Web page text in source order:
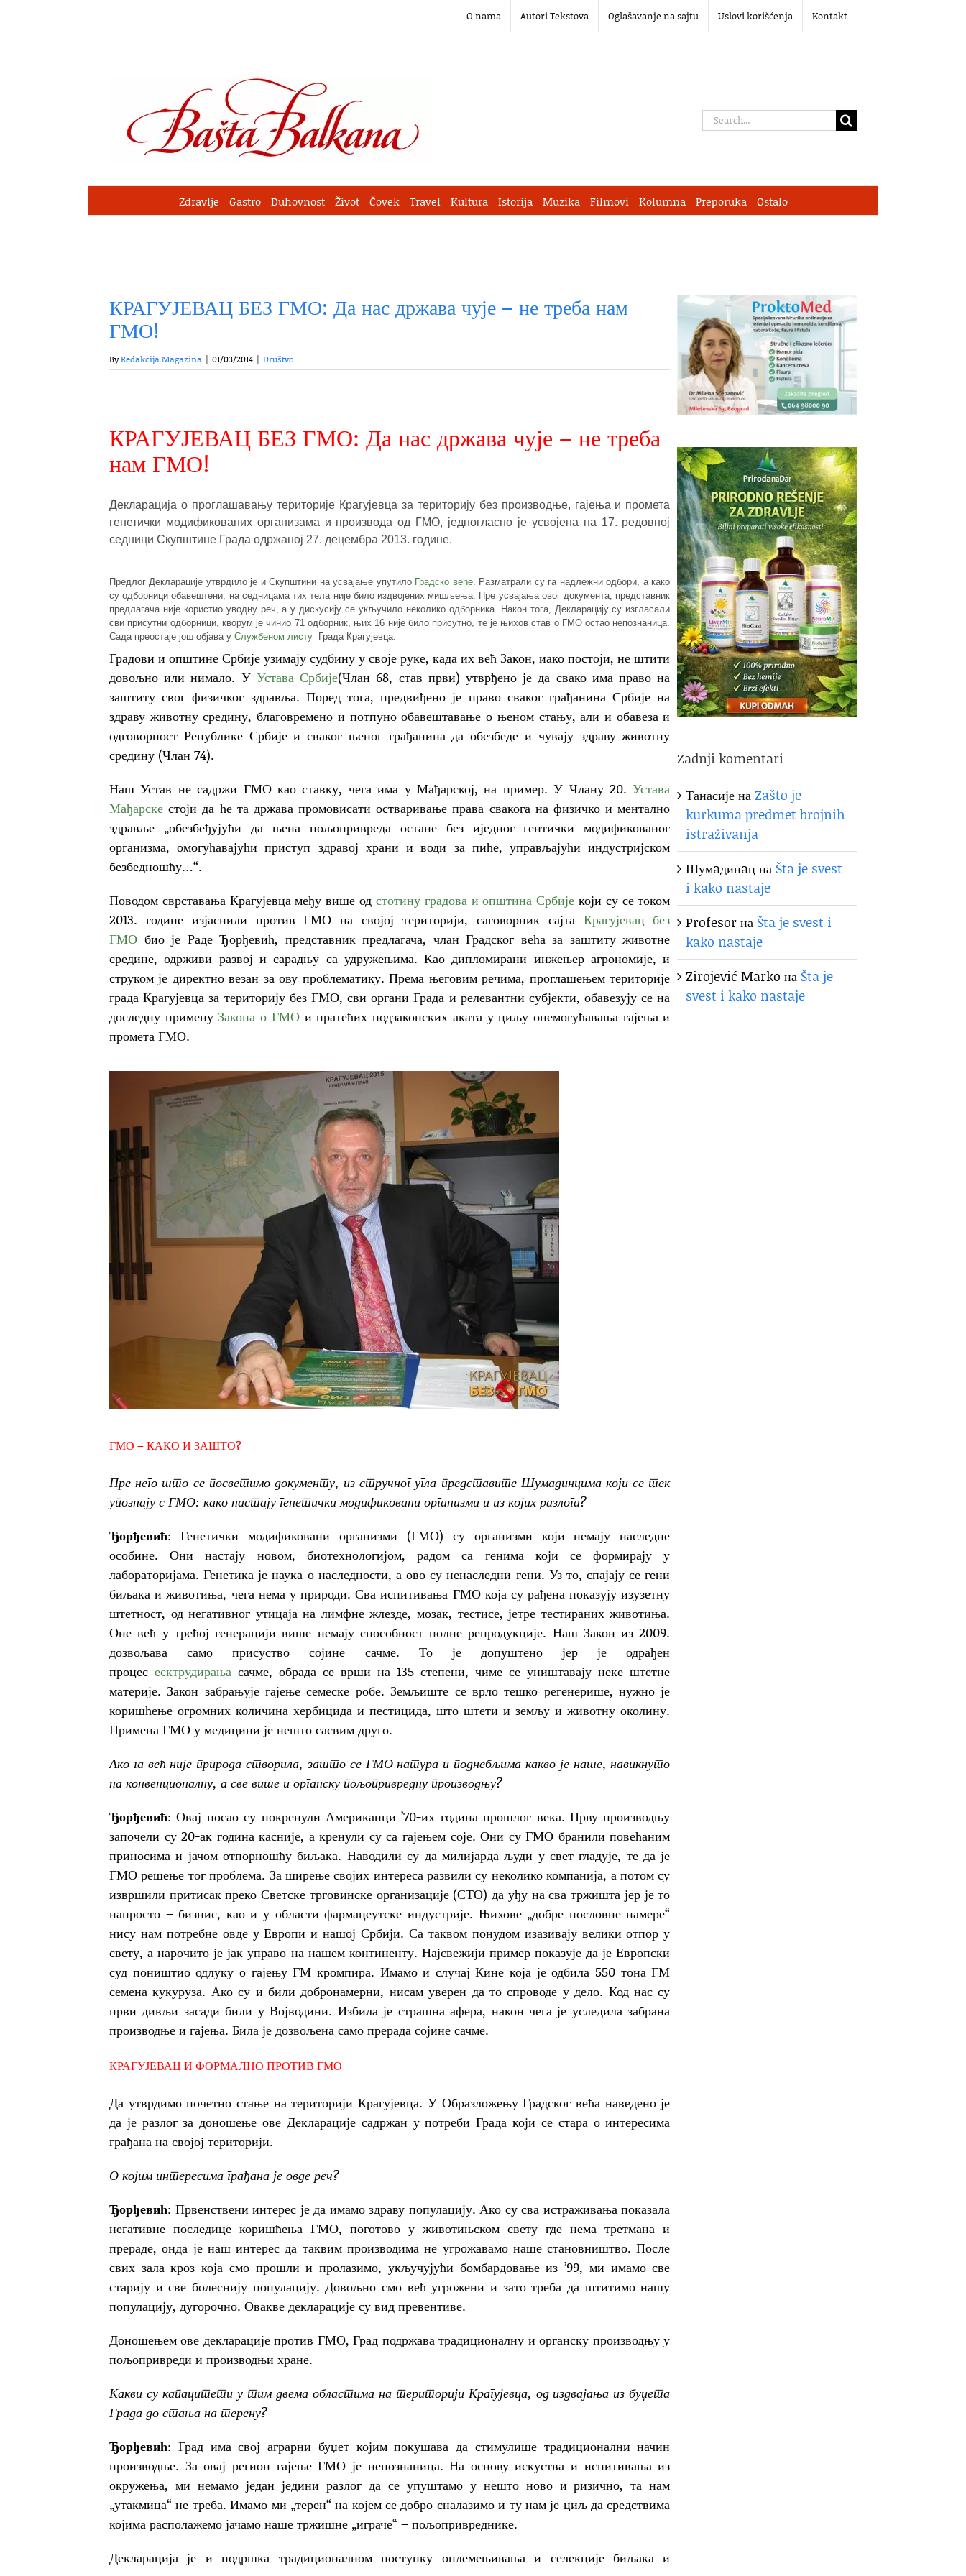
O nama Autori Tekstova Oglašavanje na sajtu Uslovi korišćenja Kontakt
Search
Zdravlje Gastro Duhovnost Život Čovek Travel Kultura Istorija Muzika Filmovi Kolumna Preporuka Ostalo
КРАГУЈЕВАЦ БЕЗ ГМО: Да нас држава чује – не треба нам
ГМО!
ByRedakcija Magazina | 01/03/2014 | Društvo
КРАГУЈЕВАЦ БЕЗ ГМО: Да нас држава чује – не треба
нам ГМО!
Декларација о проглашавању територије Крагујевца за територију без производње, гајења и промета
генетички модификованих организама и производа од ГМО, једногласно је усвојена на 17. редовној
седници Скупштине Града одржаној 27. децембра 2013. године.
Предлог Декларације утврдило је и Скупштини на усвајање упутило Градско веће. Разматрали су га надлежни одбори, а како
су одборници обавештени, на седницама тих тела није било издвојених мишљења. Пре усвајања овог документа, представник
предлагача није користио уводну реч, а у дискусију се укључило неколико одборника. Након тога, Декларацију су изгласали
сви присутни одборници, кворум је чинио 71 одборник, њих 16 није било присутно, те је њихов став о ГМО остао непознаница.
Сада преостаје још објава у Службеном листу Града Крагујевца.
Градови и општине Србије узимају судбину у своје руке, када их већ Закон, иако постоји, не штити
довољно или нимало. У Устава Србије(Члан 68, став први) утврђено је да свако има право на
заштиту свог физичког здравља. Поред тога, предвиђено је право сваког грађанина Србије на
здраву животну средину, благовремено и потпуно обавештавање о њеном стању, али и обавеза и
одговорност Републике Србије и сваког њеног грађанина да обезбеде и чувају здраву животну
средину (Члан 74).
Наш Устав не садржи ГМО као ставку, чега има у Мађарској, на пример. У Члану 20.Устава
Мађарске стоји да ће та држава промовисати остваривање права свакога на физичко и ментално
здравље „обезбеђујући да њена пољопривреда остане без иједног гентички модификованог
организма, омогућавајући приступ здравој храни и води за пиће, управљајући индустријском
безбедношћу…“.
Поводом сврставања Крагујевца међу више од стотину градова и општина Србије који су се током
2013. године изјаснили против ГМО на својој територији, саговорник сајта Крагујевац без
ГМО био је Раде Ђорђевић, представник предлагача, члан Градског већа за заштиту животне
средине, одрживи развој и сарадњу са удружењима. Као дипломирани инжењер агрономије, и
струком је директно везан за ову проблематику. Према његовим речима, проглашењем територије
града Крагујевца за територију без ГМО, сви органи Града и релевантни субјекти, обавезују се на
доследну примену Закона о ГМОи пратећих подзаконских аката у циљу онемогућавања гајења и
промета ГМО.
ГМО – КАКО И ЗАШТО?
Пре него што се посветимо документу, из стручног угла представите Шумадинцима који се тек
упознају с ГМО: како настају генетички модификовани организми и из којих разлога?
Ђорђевић: Генетички модификовани организми (ГМО) су организми који немају наследне
особине. Они настају новом, биотехнологијом, радом са генима који се формирају у
лабораторијама. Генетика је наука о наследности, а ово су ненаследни гени. Уз то, спајају се гени
биљака и животиња, чега нема у природи. Сва испитивања ГМО која су рађена показују изузетну
штетност, од негативног утицаја на лимфне жлезде, мозак, тестисе, јетре тестираних животиња.
Оне већ у трећој генерацији више немају способност полне репродукције. Наш Закон из 2009.
дозвољава само присуство сојине сачме. То је допуштено јер је одрађен
процесесктрудирања сачме, обрада се врши на 135 степени, чиме се уништавају неке штетне
материје. Закон забрањује гајење семеске робе. Земљиште се врло тешко регенерише, нужно је
коришћење огромних количина хербицида и пестицида, што штети и земљу и животну околину.
Примена ГМО у медицини је нешто сасвим друго.
Ако га већ није природа створила, зашто се ГМО натура и поднебљима какво је наше, навикнуто
на конвенционалну, а све више и органску пољопривредну производњу?
Ђорђевић: Овај посао су покренули Американци ’70-их година прошлог века. Прву производњу
започели су 20-ак година касније, а кренули су са гајењем соје. Они су ГМО бранили повећаним
приносима и јачом отпорношћу биљака. Наводили су да милијарда људи у свет гладује, те да је
ГМО решење тог проблема. За ширење својих интереса развили су неколико компанија, а потом су
извршили притисак преко Светске трговинске организације (СТО) да уђу на сва тржишта јер је то
напросто – бизнис, као и у области фармацеутске индустрије. Њихове „добре пословне намере“
нису нам потребне овде у Европи и нашој Србији. Са таквом понудом изазивају велики отпор у
свету, а нарочито је јак управо на нашем континенту. Најсвежији пример показује да је Европски
суд поништио одлуку о гајењу ГМ кромпира. Имамо и случај Кине која је одбила 550 тона ГМ
семена кукуруза. Ако су и били добронамерни, нисам уверен да то спроводе у дело. Код нас су
први дивљи засади били у Војводини. Избила је страшна афера, након чега је уследила забрана
производње и гајења. Била је дозвољена само прерада сојине сачме.
КРАГУЈЕВАЦ И ФОРМАЛНО ПРОТИВ ГМО
Да утврдимо почетно стање на територији Крагујевца. У Образложењу Градског већа наведено је
да је разлог за доношење ове Декларације садржан у потреби Града који се стара о интересима
грађана на својој територији.
О којим интересима грађана је овде реч?
Ђорђевић: Првенствени интерес је да имамо здраву популацију. Ако су сва истраживања показала
негативне последице коришћења ГМО, поготово у животињском свету где нема третмана и
прераде, онда је наш интерес да таквим производима не угрожавамо наше становништво. После
свих зала кроз која смо прошли и пролазимо, укључујући бомбардовање из ’99, ми имамо све
старију и све болеснију популацију. Довољно смо већ угрожени и зато треба да штитимо нашу
популацију, дугорочно. Овакве декларације су вид превентиве.
Доношењем ове декларације против ГМО, Град подржава традиционалну и органску производњу у
пољопривреди и производњи хране.
Какви су капацитети у тим двема областима на територији Крагујевца, од издвајања из буџета
Града до стања на терену?
Ђорђевић: Град има свој аграрни буџет којим покушава да стимулише традиционални начин
производње. За овај регион гајење ГМО је непознаница. На основу искуства и испитивања из
окружења, ми немамо један једини разлог да се упуштамо у нешто ново и ризично, та нам
„утакмица“ не треба. Имамо ми „терен“ на којем се добро сналазимо и ту нам је циљ да средствима
којима располажемо јачамо наше тржишне „играче“ – пољопривреднике.
Декларација је и подршка традиционалном поступку оплемењивања и селекције биљака и
Zadnji komentari
ТанасијенаZašto je
kurkuma predmet brojnih
istraživanja
Шумaдинaцна Šta je svest
i kako nastaje
Profesorна Šta je svest i
kako nastaje
Zirojević Marko на Šta je
svest i kako nastaje